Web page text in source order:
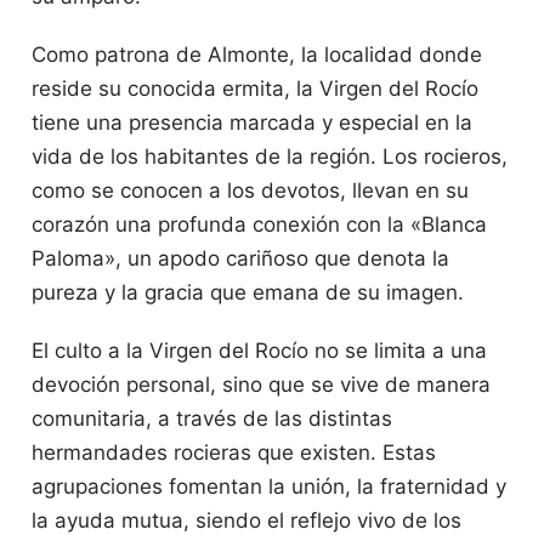
Como patrona de Almonte, la localidad donde
reside su conocida ermita, la Virgen del Rocío
tiene una presencia marcada y especial en la
vida de los habitantes de la región. Los rocieros,
como se conocen a los devotos, llevan en su
corazón una profunda conexión con la «Blanca
Paloma», un apodo cariñoso que denota la
pureza y la gracia que emana de su imagen.
El culto a la Virgen del Rocío no se limita a una
devoción personal, sino que se vive de manera
comunitaria, a través de las distintas
hermandades rocieras que existen. Estas
agrupaciones fomentan la unión, la fraternidad y
la ayuda mutua, siendo el reflejo vivo de los